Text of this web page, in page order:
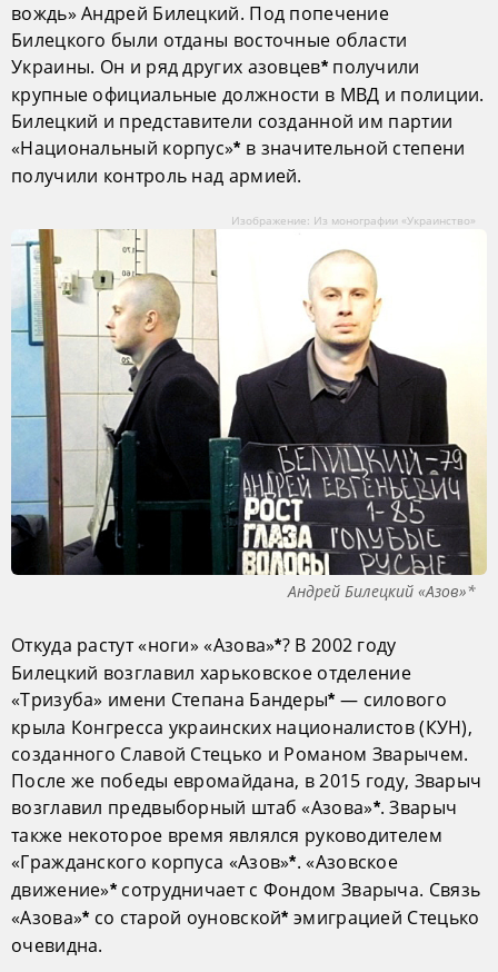
вождь» Андрей Билецкий. Под попечение
Билецкого были отданы восточные области
Украины. Он и ряд других азовцев*получили
крупные официальные должности в МВД и полиции.
Билецкий и представители созданной им партии
«Национальный корпус»* в значительной степени
получили контроль над армией.
Изображение: Из монографии «Украинство»
Андрей Билецкий «Азов»*
Откуда растут «ноги» «Азова»*? В 2002 году
Билецкий возглавил харьковское отделение
«Тризуба» имени Степана Бандеры* — силового
крыла Конгресса украинских националистов (КУН),
созданного Славой Стецько и Романом Зварычем.
После же победы евромайдана, в 2015 году, Зварыч
возглавил предвыборный штаб «Азова»*. Зварыч
также некоторое время являлся руководителем
«Гражданского корпуса «Азов»*. «Азовское
движение»* сотрудничает с Фондом Зварыча. Связь
«Азова»* со старой оуновской* эмиграцией Стецько
очевидна.